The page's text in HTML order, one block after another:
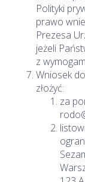
Polityki
prawo
Prezesa
jeżeli
z
Wniosek
złożyć:
za